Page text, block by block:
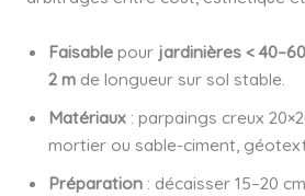
Faisablepour jardinières <
2 mde longueur sur sol stable.
Matériaux: parpaings creux
mortier ou sable-ciment,
Préparation: décaisser 15–20